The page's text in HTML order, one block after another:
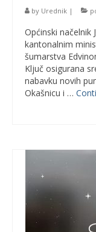
by Urednik |
Općinski načelnik
kantonalnim
šumarstva
Ključ osigurana
nabavku novih
Okašnicu i …